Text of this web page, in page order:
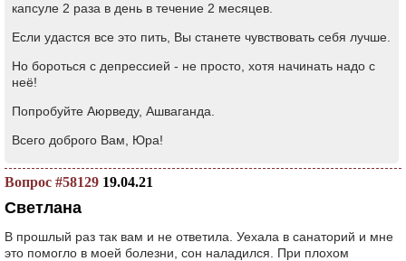
капсуле 2 раза в день в течение 2 месяцев.
Если удастся все это пить, Вы станете чувствовать себя лучше.
Но бороться с депрессией - не просто, хотя начинать надо с
неё!
Попробуйте Аюрведу, Ашваганда.
Всего доброго Вам, Юра!
Вопрос #58129 19.04.21
Светлана
В прошлый раз так вам и не ответила. Уехала в санаторий и мне
это помогло в моей болезни, сон наладился. При плохом